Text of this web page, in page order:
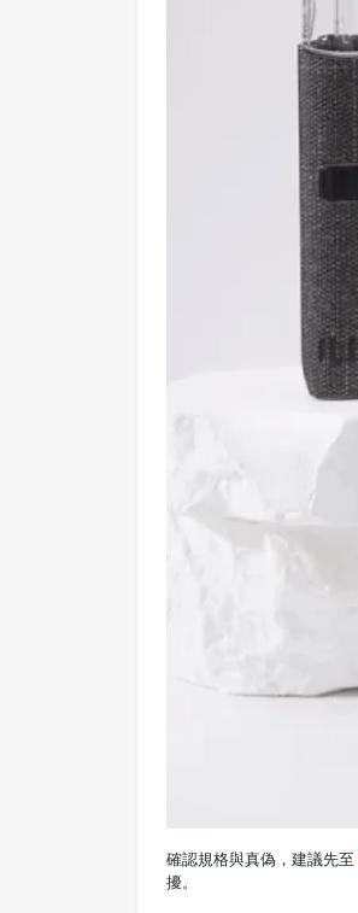
確認規格與真偽，建議先至
擾。